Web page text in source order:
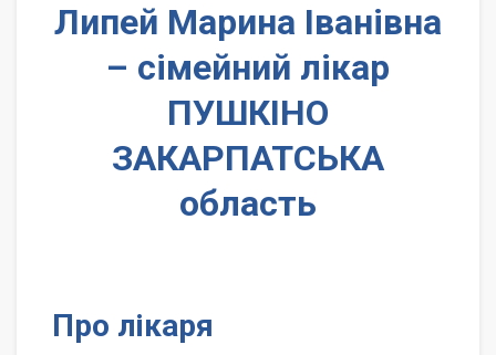
Липей Марина Іванівна
– сімейний лікар
ПУШКІНО
ЗАКАРПАТСЬКА
область
Про лікаря